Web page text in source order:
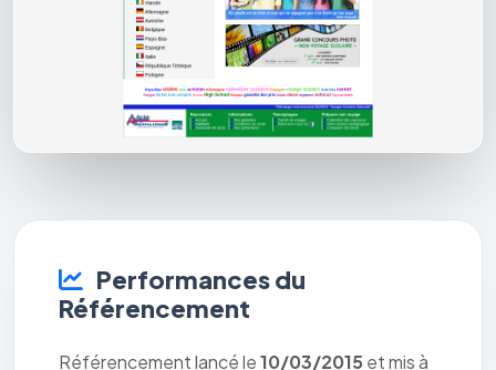
Performances du
Référencement
Référencement lancé le10/03/2015 et mis à